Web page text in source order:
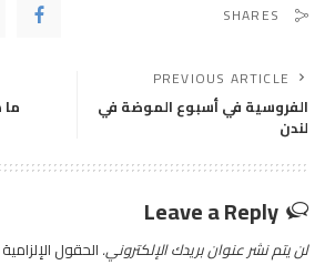
SHARES
PREVIOUS ARTICLE
الفروسية في أسبوع الموضة في
لندن
Leave a Reply
لن يتم نشر عنوان بريدك الإلكتروني. الحقول